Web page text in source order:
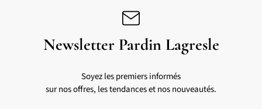
Newsletter Pardin Lagresle
Soyez les premiers informés
sur nos offres, les tendances et nos nouveautés.